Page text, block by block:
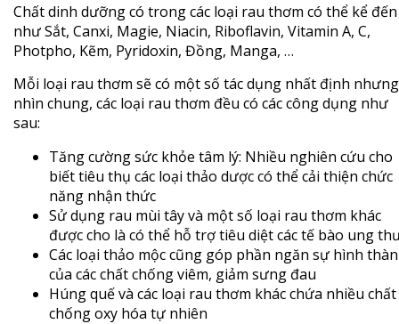
Chất dinh dưỡng có trong các loại rau thơm có thể kể đến
như Sắt, Canxi, Magie, Niacin, Riboflavin, Vitamin A, C,
Photpho, Kẽm, Pyridoxin, Đồng, Manga, …
Mỗi loại rau thơm sẽ có một số tác dụng nhất định nhưng
nhìn chung, các loại rau thơm đều có các công dụng như
sau:
Tăng cường sức khỏe tâm lý: Nhiều nghiên cứu cho
biết tiêu thụ các loại thảo dược có thể cải thiện chức
năng nhận thức
Sử dụng rau mùi tây và một số loại rau thơm khác
được cho là có thể hỗ trợ tiêu diệt các tế bào ung
Các loại thảo mộc cũng góp phần ngăn sự hình
của các chất chống viêm, giảm sưng đau
Húng quế và các loại rau thơm khác chứa nhiều chất
chống oxy hóa tự nhiên